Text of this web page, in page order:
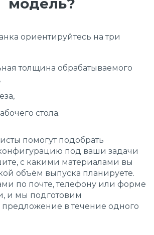
модель?
ориентируйтесь на три
толщина обрабатываемого
стола.
помогут подобрать
под ваши задачи
с какими материалами вы
объём выпуска планируете.
по почте, телефону или форме
и мы подготовим
в течение одного